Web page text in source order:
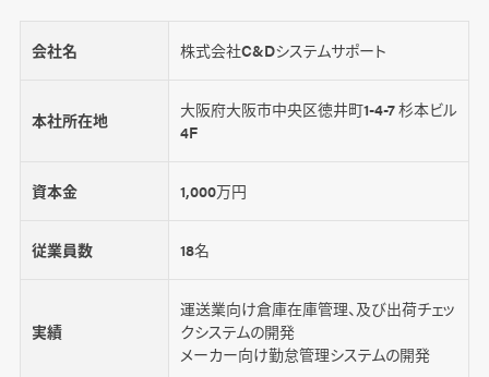
会社名 株式会社C&Dシステムサポート
本社所在地
大阪府大阪市中央区徳井町1-4-7 杉本ビル
4F
資本金 1,000万円
従業員数 18名
実績
運送業向け倉庫在庫管理、及び出荷チェッ
クシステムの開発
メーカー向け勤怠管理システムの開発